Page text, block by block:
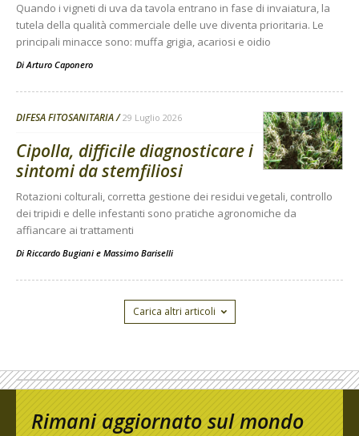
Quando i vigneti di uva da tavola entrano in fase di invaiatura, la
tutela della qualità commerciale delle uve diventa prioritaria. Le
principali minacce sono: muffa grigia, acariosi e oidio
DiArturo Caponero
DIFESA FITOSANITARIA 29 Luglio 2026
Cipolla, difficile diagnosticare i
sintomi da stemfiliosi
Rotazioni colturali, corretta gestione dei residui vegetali, controllo
dei tripidi e delle infestanti sono pratiche agronomiche da
affiancare ai trattamenti
Di Riccardo Bugiani e Massimo Bariselli
Carica altri articoli
Rimani aggiornato sul mondo